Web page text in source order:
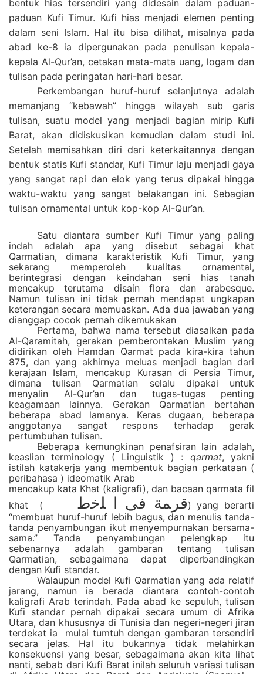
bentuk hias tersendiri yang didesain dalam paduan-
paduan Kufi Timur. Kufi hias menjadi elemen penting
dalam seni Islam. Hal itu bisa dilihat, misalnya pada
abad ke-8 ia dipergunakan pada penulisan kepala-
kepala Al-Qur’an, cetakan mata-mata uang, logam dan
tulisan pada peringatan hari-hari besar.
Perkembangan huruf-huruf selanjutnya adalah
memanjang “kebawah” hingga wilayah sub garis
tulisan, suatu model yang menjadi bagian mirip Kufi
Barat, akan didiskusikan kemudian dalam studi ini.
Setelah memisahkan diri dari keterkaitannya dengan
bentuk statis Kufi standar, Kufi Timur laju menjadi gaya
yang sangat rapi dan elok yang terus dipakai hingga
waktu-waktu yang sangat belakangan ini. Sebagian
tulisan ornamental untuk kop-kop Al-Qur’an.
Satu diantara sumber Kufi Timur yang paling
indah adalah apa yang disebut sebagai khat
Qarmatian, dimana karakteristik Kufi Timur, yang
sekarang memperoleh kualitas ornamental,
berintegrasi dengan keindahan seni hias tanah
mencakup terutama disain flora dan arabesque.
Namun tulisan ini tidak pernah mendapat ungkapan
keterangan secara memuaskan. Ada dua jawaban yang
dianggap cocok pernah dikemukakan
Pertama, bahwa nama tersebut diasalkan pada
Al-Qaramitah, gerakan pemberontakan Muslim yang
didirikan oleh Hamdan Qarmat pada kira-kira tahun
875, dan yang akhirnya meluas menjadi bagian dari
kerajaan Islam, mencakup Kurasan di Persia Timur,
dimana tulisan Qarmatian selalu dipakai untuk
menyalin Al-Qur’an dan tugas-tugas penting
keagamaan lainnya. Gerakan Qarmatian bertahan
beberapa abad lamanya. Keras dugaan, beberapa
anggotanya sangat respons terhadap gerak
pertumbuhan tulisan.
Beberapa kemungkinan penafsiran lain adalah,
keaslian terminology ( Linguistik ) : qarmat, yakni
istilah katakerja yang membentuk bagian perkataan (
peribahasa ) ideomatik Arab
mencakup kata Khat (kaligrafi), dan bacaan qarmata fil
khat (
ﻗﺮﻤﺔ ﻓﻰ ﺍ ﻠﺧﻃ)yang berarti
“membuat huruf-huruf lebih bagus, dan menulis tanda-
tanda penyambungan ikut menyempurnakan bersama-
sama.” Tanda penyambungan pelengkap itu
sebenarnya adalah gambaran tentang tulisan
Qarmatian, sebagaimana dapat diperbandingkan
dengan Kufi standar.
Walaupun model Kufi Qarmatian yang ada relatif
jarang, namun ia berada diantara contoh-contoh
kaligrafi Arab terindah. Pada abad ke sepuluh, tulisan
Kufi standar pernah dipakai secara umum di Afrika
Utara, dan khususnya di Tunisia dan negeri-negeri jiran
terdekat ia mulai tumtuh dengan gambaran tersendiri
secara jelas. Hal itu bukannya tidak melahirkan
konsekuensi yang besar, sebagaimana akan kita lihat
nanti, sebab dari Kufi Barat inilah seluruh variasi tulisan